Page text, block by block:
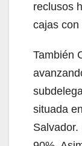
reclusos
cajas con
También
situada
Salvador.